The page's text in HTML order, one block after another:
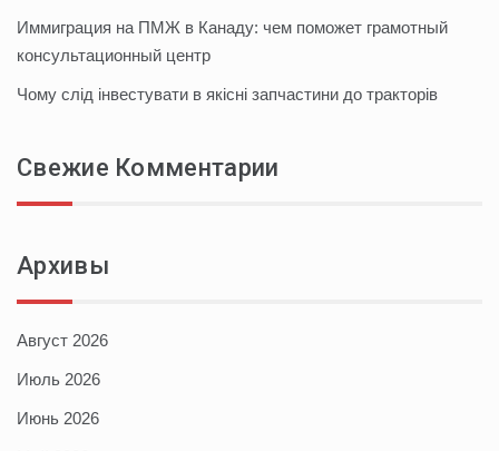
Иммиграция на ПМЖ в Канаду: чем поможет грамотный
консультационный центр
Чому слід інвестувати в якісні запчастини до тракторів
Свежие Комментарии
Архивы
Август 2026
Июль 2026
Июнь 2026